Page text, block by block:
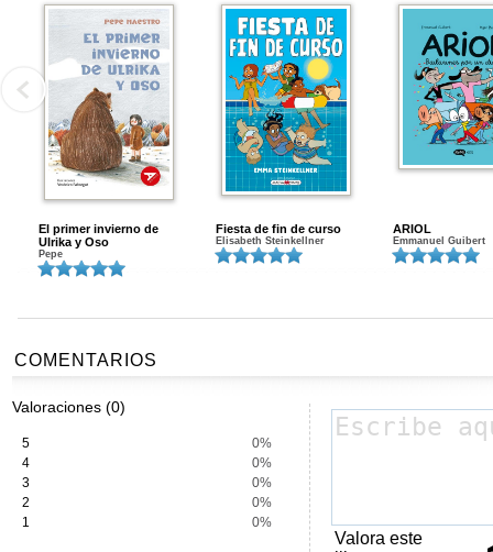
El primer invierno de
Ulrika y Oso
Pepe
Fiesta de fin de curso
Elisabeth Steinkellner
ARIOL
Emmanuel Guibert
COMENTARIOS
Valoraciones (0)
5
0%
4
0%
3
0%
2
0%
1
0%
Valora este